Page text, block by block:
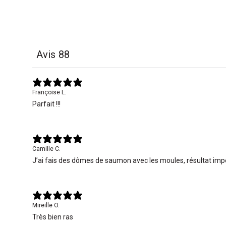
Avis 88
Françoise L.
Parfait !!!
Camille C.
J’ai fais des dômes de saumon avec les moules, résultat
Mireille O.
Très bien ras